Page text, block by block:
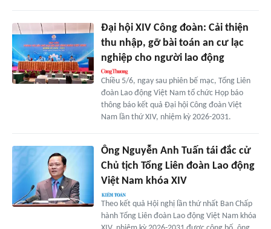
Đại hội XIV Công đoàn: Cải thiện
thu nhập, gỡ bài toán an cư lạc
nghiệp cho người lao động
Chiều 5/6, ngay sau phiên bế mạc, Tổng Liên
đoàn Lao động Việt Nam tổ chức Họp báo
thông báo kết quả Đại hội Công đoàn Việt
Nam lần thứ XIV, nhiệm kỳ 2026-2031.
Ông Nguyễn Anh Tuấn tái đắc cử
Chủ tịch Tổng Liên đoàn Lao động
Việt Nam khóa XIV
Theo kết quả Hội nghị lần thứ nhất Ban Chấp
hành Tổng Liên đoàn Lao động Việt Nam khóa